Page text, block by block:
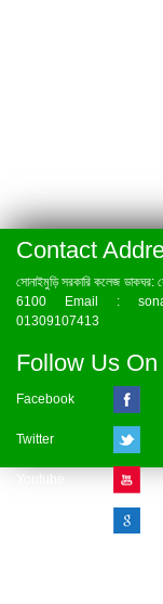
Contact
সোনাইমুড়ি সরকারি কলেজ
6100 Email :
01309107413
Follow Us On
Facebook
Twitter